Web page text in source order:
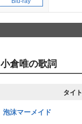
小倉唯の歌詞
タイ
泡沫マーメイド